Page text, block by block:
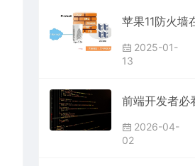
苹果11防火墙
2025-01-
13
2026-04-
02